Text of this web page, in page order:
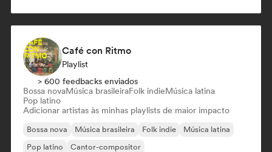
Café con Ritmo
Playlist
> 600 feedbacks enviados
Bossa novaMúsica brasileiraFolk indieMúsica latina
Pop latino
Adicionar artistas às minhas playlists de maior impacto
Bossa nova Música brasileira Folk indie
Música latina
Pop latino
Cantor-compositor